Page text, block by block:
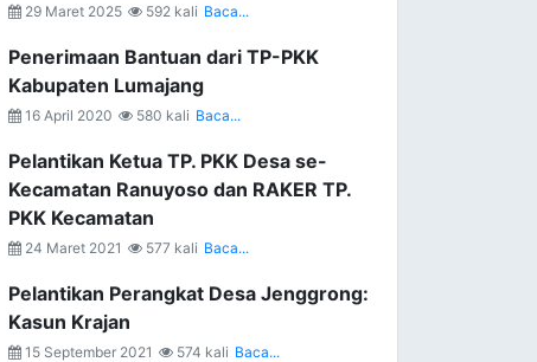
29 Maret 2025 592 kali Baca...
Penerimaan Bantuan dari TP-PKK
Kabupaten Lumajang
16 April 2020 580 kali Baca...
Pelantikan Ketua TP. PKK Desa se-
Kecamatan Ranuyoso dan RAKER TP.
PKK Kecamatan
24 Maret 2021 577 kali Baca...
Pelantikan Perangkat Desa Jenggrong:
Kasun Krajan
15 September 2021 574 kali Baca...